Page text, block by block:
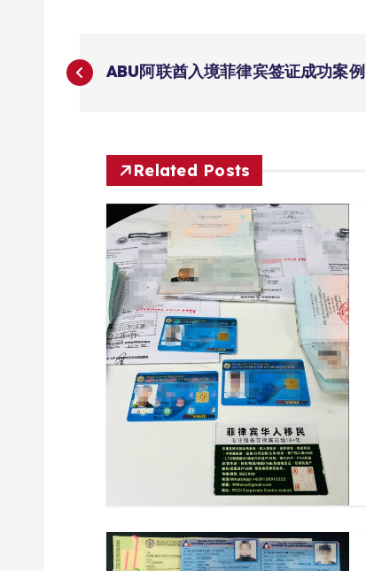
文
ABU阿联酋入境菲律宾签证成功案例
Related Posts